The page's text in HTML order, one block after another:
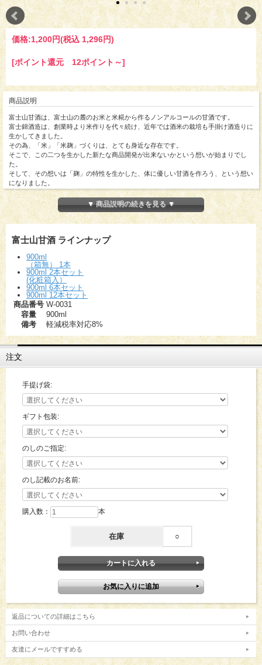
価格:1,200円(税込 1,296円)
[ポイント還元 12ポイント～]
商品説明
富士山甘酒は、富士山の麓のお米と米糀から作るノンアルコールの甘酒です。
富士錦酒造は、創業時より米作りを代々続け、近年では酒米の栽培も手掛け酒造りに
生かしてきました。
その為、「米」「米麹」づくりは、とても身近な存在です。
そこで、この二つを生かした新たな商品開発が出来ないかという想いが始まりでし
た。
そして、その想いは「麹」の特性を生かした、体に優しい甘酒を作ろう、という想い
になりました。
▼ 商品説明の続きを見る ▼
富士山甘酒 ラインナップ
900ml
（箱無） 1本
900ml 2本セット
(化粧箱入）
900ml 6本セット
900ml 12本セット
商品番号 W-0031
容量
900ml
備考
軽減税率対応8%
注文
手提げ袋:
ギフト包装:
のしのご指定:
のし記載のお名前:
購入数： 本
在庫 ○
返品についての詳細はこちら
お問い合わせ
友達にメールですすめる